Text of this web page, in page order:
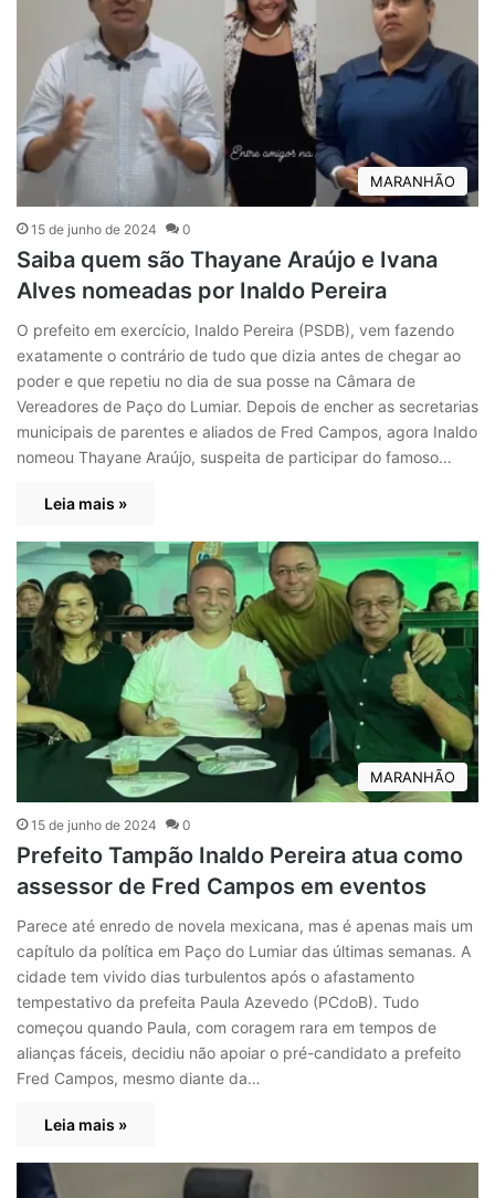
MARANHÃO
15 de junho de 2024 0
Saiba quem são Thayane Araújo e Ivana
Alves nomeadas por Inaldo Pereira
O prefeito em exercício, Inaldo Pereira (PSDB), vem fazendo
exatamente o contrário de tudo que dizia antes de chegar ao
poder e que repetiu no dia de sua posse na Câmara de
Vereadores de Paço do Lumiar. Depois de encher as secretarias
municipais de parentes e aliados de Fred Campos, agora Inaldo
nomeou Thayane Araújo, suspeita de participar do famoso…
Leia mais »
MARANHÃO
15 de junho de 2024 0
Prefeito Tampão Inaldo Pereira atua como
assessor de Fred Campos em eventos
Parece até enredo de novela mexicana, mas é apenas mais um
capítulo da política em Paço do Lumiar das últimas semanas. A
cidade tem vivido dias turbulentos após o afastamento
tempestativo da prefeita Paula Azevedo (PCdoB). Tudo
começou quando Paula, com coragem rara em tempos de
alianças fáceis, decidiu não apoiar o pré-candidato a prefeito
Fred Campos, mesmo diante da…
Leia mais »